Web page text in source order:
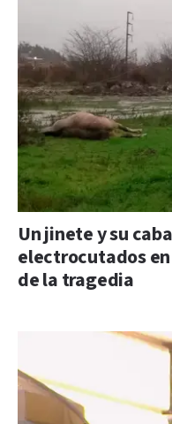
Un jinete y su
electrocutados
de la tragedia